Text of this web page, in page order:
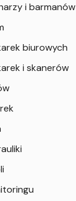
i barmanów
biurowych
i skanerów